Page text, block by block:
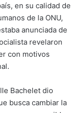
en su calidad de
de la ONU,
anunciada de
revelaron
con motivos
Bachelet dio
busca cambiar la